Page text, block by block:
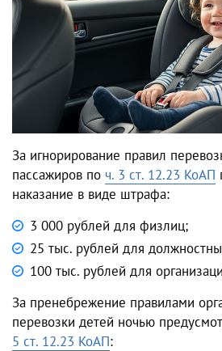
За игнорирование правил
пассажиров по ч. 3 ст. 12.23 КоАП
наказание в виде штрафа:
3 000 рублей для физлиц;
25 тыс. рублей для
100 тыс. рублей для
За пренебрежение правилами
перевозки детей ночью
5 ст. 12.23 КоАП: